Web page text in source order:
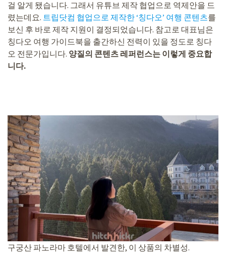
걸 알게 됐습니다. 그래서 유튜브 제작 협업으로 역제안을 드
렸는데요. 트립닷컴 협업으로 제작한 ‘칭다오’ 여행 콘텐츠를
보신 후 바로 제작 지원이 결정되었습니다. 참고로 대표님은
칭다오 여행 가이드북을 출간하신 전력이 있을 정도로 칭다
오 전문가입니다. 양질의 콘텐츠 레퍼런스는 이렇게 중요합
니다.
구궁산 파노라마 호텔에서 발견한, 이 상품의 차별성.